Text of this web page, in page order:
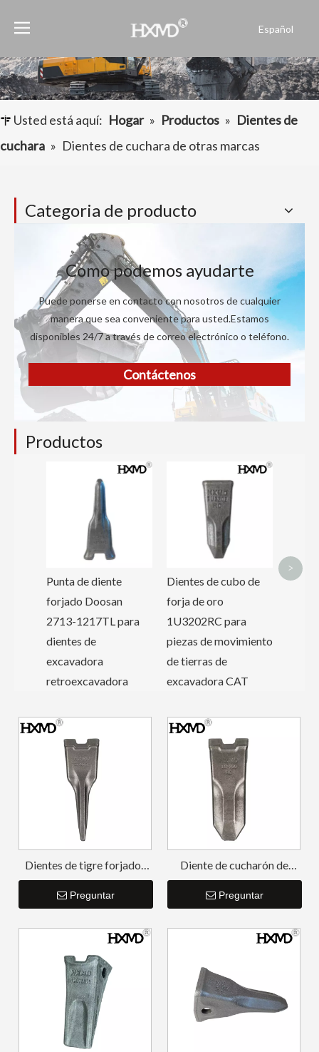
Español
العربية
Français
Pусский
Usted está aquí: Hogar » Productos » Dientes de
cuchara » Dientes de cuchara de otras marcas
Categoria de producto
Como podemos ayudarte
Puede ponerse en contacto con nosotros de cualquier
manera que sea conveniente para usted.Estamos
disponibles 24/7 a través de correo electrónico o teléfono.
Contáctenos
Productos
Punta de diente
forjado Doosan
2713-1217TL para
dientes de
excavadora
retroexcavadora
Dientes de cubo de
forja de oro
1U3202RC para
piezas de movimiento
de tierras de
excavadora CAT
>
Dientes de tigre forjados
para excavadora LD700TL
HXMD
Preguntar
Diente de cucharón de
cincel para roca HXMD
LD700RC
Preguntar